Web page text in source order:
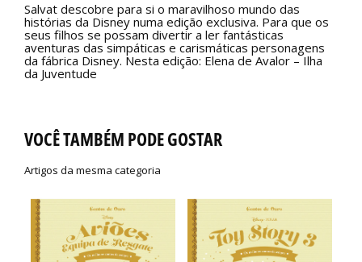
Salvat descobre para si o maravilhoso mundo das
histórias da Disney numa edição exclusiva. Para que os
seus filhos se possam divertir a ler fantásticas
aventuras das simpáticas e carismáticas personagens
da fábrica Disney. Nesta edição: Elena de Avalor – Ilha
da Juventude
VOCÊ TAMBÉM PODE GOSTAR
Artigos da mesma categoria